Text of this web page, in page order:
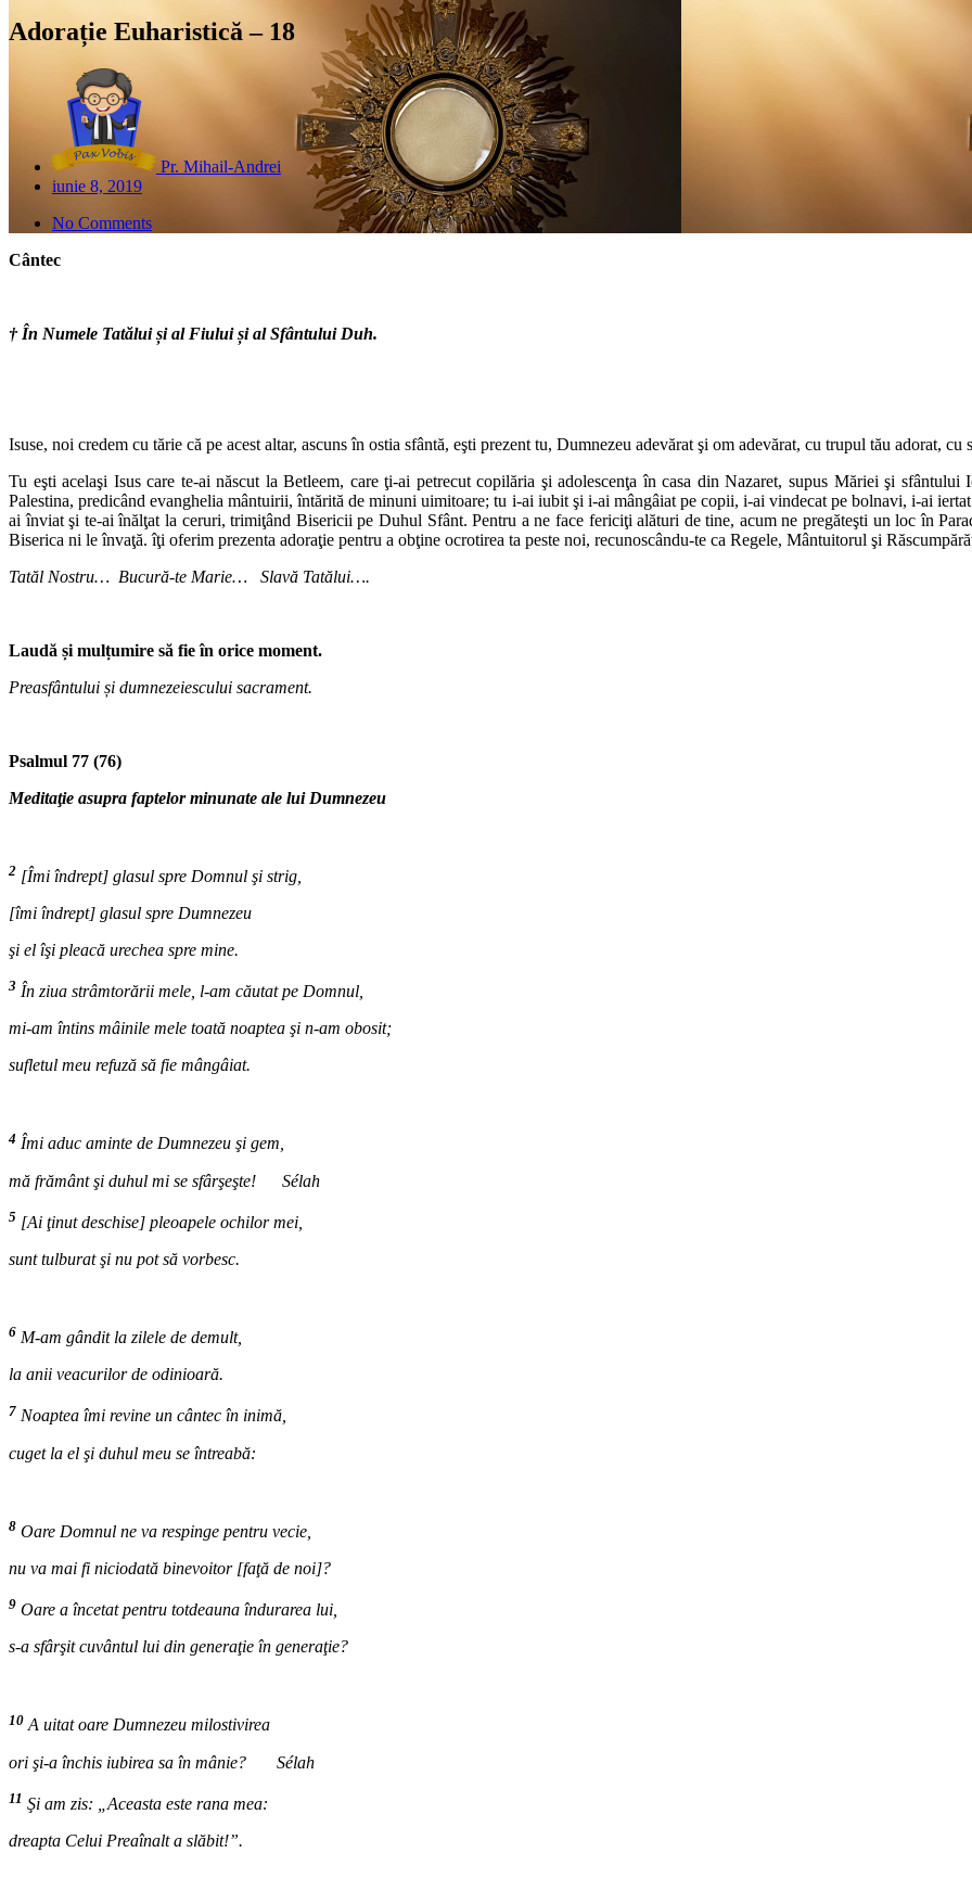
Adorație Euharistică – 18
Pr. Mihail-Andrei
iunie 8, 2019
No Comments
Cântec
† În Numele Tatălui și al Fiului și al Sfântului Duh.
Isuse, noi credem cu tărie că pe acest altar, ascuns în ostia sfântă, eşti prezent tu, Dumnezeu adevărat şi om adevărat, cu trupul tău adorat,
Tu eşti acelaşi Isus care te-ai născut la Betleem, care ţi-ai petrecut copilăria şi adolescenţa în casa din Nazaret, supus Măriei şi
Palestina, predicând evanghelia mântuirii, întărită de minuni uimitoare; tu i-ai iubit şi i-ai mângâiat pe copii, i-ai vindecat pe bolnavi, i-ai
ai înviat şi te-ai înălţat la ceruri, trimiţând Bisericii pe Duhul Sfânt. Pentru a ne face fericiţi alături de tine, acum ne pregăteşti un loc în
Biserica ni le învaţă. îţi oferim prezenta adoraţie pentru a obţine ocrotirea ta peste noi, recunoscându-te ca Regele, Mântuitorul şi
Tatăl Nostru… Bucură-te Marie… Slavă Tatălui….
Laudă și mulțumire să fie în orice moment.
Preasfântului și dumnezeiescului sacrament.
Psalmul 77 (76)
Meditaţie asupra faptelor minunate ale lui Dumnezeu
2 [Îmi îndrept] glasul spre Domnul şi strig,
[îmi îndrept] glasul spre Dumnezeu
şi el îşi pleacă urechea spre mine.
3 În ziua strâmtorării mele, l-am căutat pe Domnul,
mi-am întins mâinile mele toată noaptea şi n-am obosit;
sufletul meu refuză să fie mângâiat.
4 Îmi aduc aminte de Dumnezeu şi gem,
mă frământ şi duhul mi se sfârşeşte! Sélah
5 [Ai ţinut deschise] pleoapele ochilor mei,
sunt tulburat şi nu pot să vorbesc.
6 M-am gândit la zilele de demult,
la anii veacurilor de odinioară.
7 Noaptea îmi revine un cântec în inimă,
cuget la el şi duhul meu se întreabă:
8 Oare Domnul ne va respinge pentru vecie,
nu va mai fi niciodată binevoitor [faţă de noi]?
9 Oare a încetat pentru totdeauna îndurarea lui,
s-a sfârşit cuvântul lui din generaţie în generaţie?
10 A uitat oare Dumnezeu milostivirea
ori şi-a închis iubirea sa în mânie? Sélah
11 Şi am zis: „Aceasta este rana mea:
dreapta Celui Preaînalt a slăbit!”.